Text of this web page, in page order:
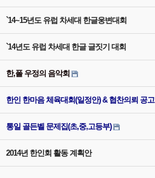
`14~15년도 유럽 차세대 한글웅변대회
`14년도 유럽 차세대 한글 글짓기 대회
한,폴 우정의 음악회
한인 한마음 체육대회(일정안) & 협찬의뢰 공고
통일 골든벨 문제집(초,중,고등부)
2014년 한인회 활동 계획안